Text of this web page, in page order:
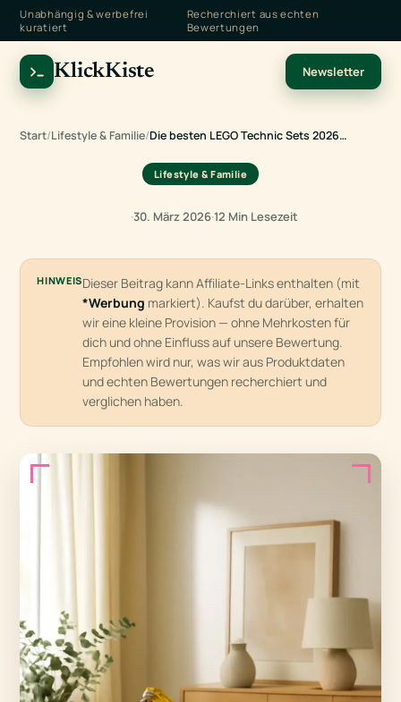
Unabhängig & werbefrei
kuratiert
Recherchiert aus echten
Bewertungen
KlickKiste Newsletter
Start/Lifestyle & Familie/Die besten LEGO Technic Sets 2026…
Lifestyle & Familie
·30. März 2026·12 Min Lesezeit
HINWEISDieser Beitrag kann Affiliate-Links enthalten (mit
*Werbung markiert). Kaufst du darüber, erhalten
wir eine kleine Provision — ohne Mehrkosten für
dich und ohne Einfluss auf unsere Bewertung.
Empfohlen wird nur, was wir aus Produktdaten
und echten Bewertungen recherchiert und
verglichen haben.